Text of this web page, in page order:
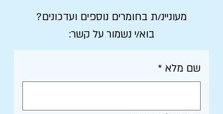
מעוניינ/ת בחומרים נוספים ועדכונים?
בוא/י נשמור על קשר:
שם מלא *